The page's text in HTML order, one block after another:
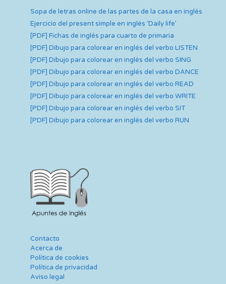
Sopa de letras online de las partes de la casa en inglés
Ejercicio del present simple en inglés ‘Daily life’
[PDF] Fichas de inglés para cuarto de primaria
[PDF] Dibujo para colorear en inglés del verbo LISTEN
[PDF] Dibujo para colorear en inglés del verbo SING
[PDF] Dibujo para colorear en inglés del verbo DANCE
[PDF] Dibujo para colorear en inglés del verbo READ
[PDF] Dibujo para colorear en inglés del verbo WRITE
[PDF] Dibujo para colorear en inglés del verbo SIT
[PDF] Dibujo para colorear en inglés del verbo RUN
Contacto
Acerca de
Política de cookies
Política de privacidad
Aviso legal